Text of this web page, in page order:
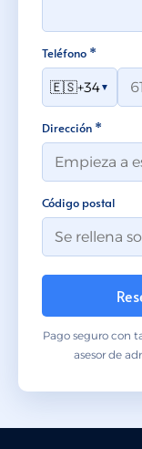
Teléfono *
🇪🇸+34▼
Dirección *
Código postal
Pago seguro con
asesor de